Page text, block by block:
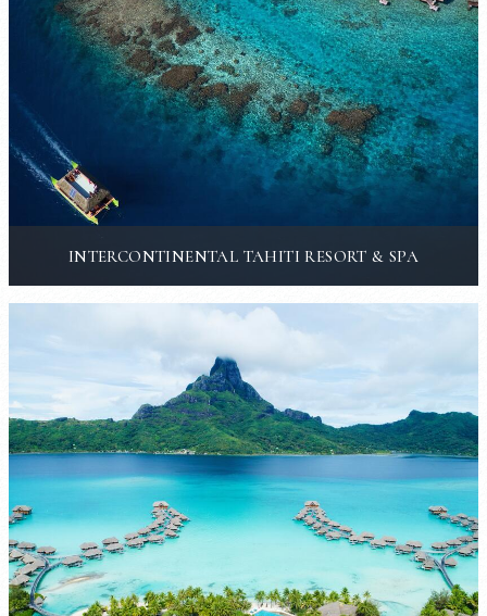
INTERCONTINENTAL TAHITI RESORT & SPA